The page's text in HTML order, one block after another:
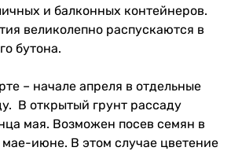
и балконных контейнеров.
великолепно распускаются в
бутона.
– начале апреля в отдельные
В открытый грунт рассаду
мая. Возможен посев семян в
мае-июне. В этом случае цветение